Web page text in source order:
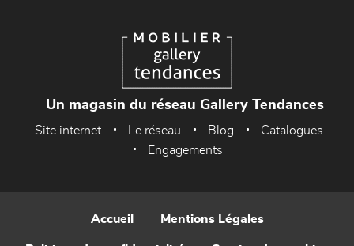
Un magasin du réseau Gallery Tendances
Site internet Le réseau Blog
Catalogues
Engagements
Accueil Mentions Légales